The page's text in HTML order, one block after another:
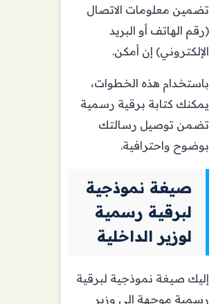
تضمين معلومات الاتصال
(رقم الهاتف أو البريد
الإلكتروني) إن أمكن.
باستخدام هذه الخطوات،
يمكنك كتابة برقية رسمية
تضمن توصيل رسالتك
بوضوح واحترافية.
صيغة نموذجية
لبرقية رسمية
لوزير الداخلية
إليك صيغة نموذجية لبرقية
رسمية موجهة إلى وزير